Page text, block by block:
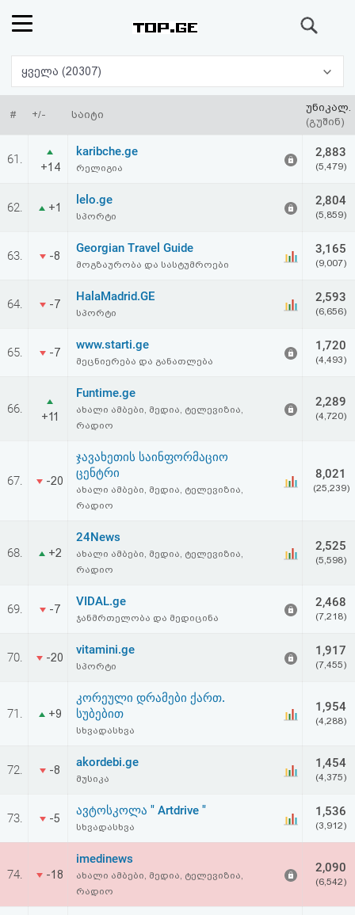
რეიტინგი
(მთავარი)
ფოსტა
პასუხი
ავტორიზაცია
რეგისტრაცია
აღდგენა
HTML
სალიცენზიო
შეთანხმება
პასუხისმგებლობის
უარყოფა
ყველა (20307)
# +/- საიტი
უნიკალ.
(გუშინ)
61.
+14
karibche.ge
რელიგია
2,883
(5,479)
62. +1
lelo.ge
სპორტი
2,804
(5,859)
63. -8
Georgian Travel Guide
მოგზაურობა და სასტუმროები
3,165
(9,007)
64. -7
HalaMadrid.GE
სპორტი
2,593
(6,656)
65. -7
www.starti.ge
მეცნიერება და განათლება
1,720
(4,493)
66.
+11
Funtime.ge
ახალი ამბები, მედია, ტელევიზია,
რადიო
2,289
(4,720)
67. -20
ჯავახეთის საინფორმაციო
ცენტრი
ახალი ამბები, მედია, ტელევიზია,
რადიო
8,021
(25,239)
68. +2
24News
ახალი ამბები, მედია, ტელევიზია,
რადიო
2,525
(5,598)
69. -7
VIDAL.ge
ჯანმრთელობა და მედიცინა
2,468
(7,218)
70. -20
vitamini.ge
სპორტი
1,917
(7,455)
71. +9
კორეული დრამები ქართ.
სუბებით
სხვადასხვა
1,954
(4,288)
72. -8
akordebi.ge
მუსიკა
1,454
(4,375)
73. -5
ავტოსკოლა " Artdrive "
სხვადასხვა
1,536
(3,912)
74. -18
imedinews
ახალი ამბები, მედია, ტელევიზია,
რადიო
2,090
(6,542)